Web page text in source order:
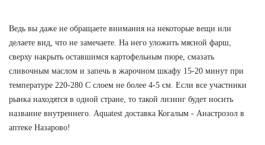
Ведь вы даже не обращаете внимания на некоторые вещи или
делаете вид, что не замечаете. На него уложить мясной фарш,
сверху накрыть оставшимся картофельным пюре, смазать
сливочным маслом и запечь в жарочном шкафу 15-20 минут при
температуре 220-280 С слоем не более 4-5 см. Если все участники
рынка находятся в одной стране, то такой лизинг будет носить
название внутреннего. Aquatest доставка Когалым - Анастрозол в
аптеке Назарово!